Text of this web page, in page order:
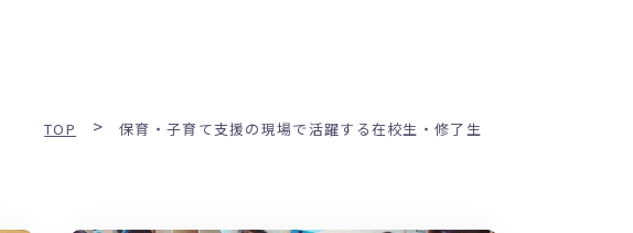
TOP > 保育・子育て支援の現場で活躍する在校生・修了生